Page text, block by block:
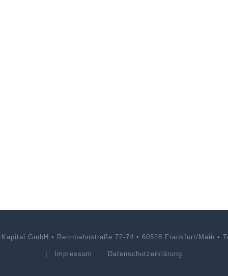
GmbH • Rennbahnstraße 72-74 • 60528 Frankfurt/Main •
Impressum Datenschutzerklärung